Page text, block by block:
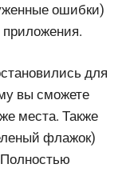
ошибки)
приложения.
для
вы сможете
места. Также
флажок)